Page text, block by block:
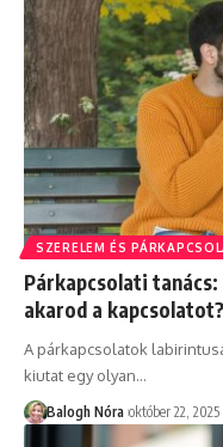
SZERELEM ÉS
Párkapcsolati
akarod a kapcsolatot?
A párkapcsolatok
kiutat egy olyan…
Balogh Nóra október 22, 2025